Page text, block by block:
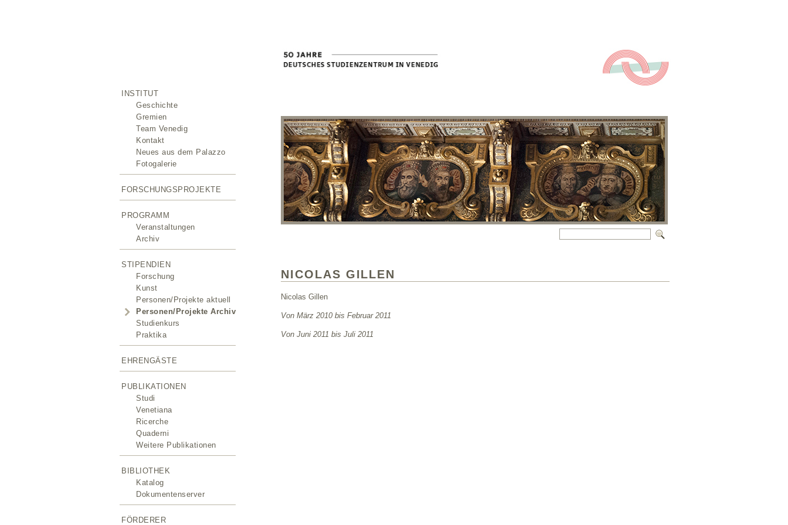
INSTITUT
Geschichte
Gremien
Team Venedig
Kontakt
Neues aus dem Palazzo
Fotogalerie
FORSCHUNGSPROJEKTE
PROGRAMM
Veranstaltungen
Archiv
STIPENDIEN
Forschung
Kunst
Personen/Projekte aktuell
Personen/Projekte Archiv
Studienkurs
Praktika
EHRENGÄSTE
PUBLIKATIONEN
Studi
Venetiana
Ricerche
Quaderni
Weitere Publikationen
BIBLIOTHEK
Katalog
Dokumentenserver
FÖRDERER
NICOLAS GILLEN
Nicolas Gillen
Von März 2010 bis Februar 2011
Von Juni 2011 bis Juli 2011